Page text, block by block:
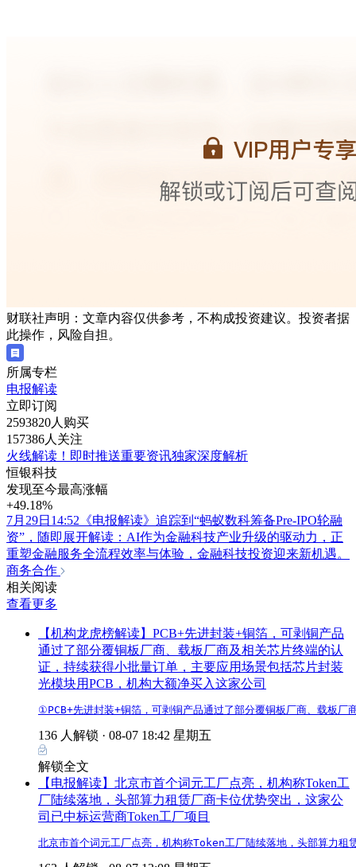
财联社声明：文章内容仅供参考，不构成投资建议。投资者据
此操作，风险自担。
所属专栏
电报解读
立即订阅
2593820人购买
157386人关注
火线解读！即时推送重要资讯独家深度解析
恒银科技
发现至今最高涨幅
+49.18%
7月29日14:52《电报解读》追踪到“蚂蚁数科筹备Pre-IPO轮融
资”，随即展开解读：AI作为金融科技产业升级的驱动力，正
重塑金融服务全流程效率与体验，金融科技投资迎来新机遇。
商务合作
相关阅读
查看更多
【机构龙虎榜解读】PCB+先进封装+铜箔，可剥铜产品
通过了部分覆铜板厂商、载板厂商及相关芯片终端的认
证，持续获得小批量订单，主要应用场景包括芯片封装
光模块用PCB，机构大额净买入这家公司
①PCB+先进封装+铜箔，可剥铜产品通过了部分覆铜板厂商、载板厂
136 人解锁 · 08-07 18:42 星期五
解锁全文
【电报解读】北京市首个词元工厂点亮，机构称Token工
厂陆续落地，头部算力租赁厂商卡位优势突出，这家公
司已中标运营商Token工厂项目
北京市首个词元工厂点亮，机构称Token工厂陆续落地，头部算力